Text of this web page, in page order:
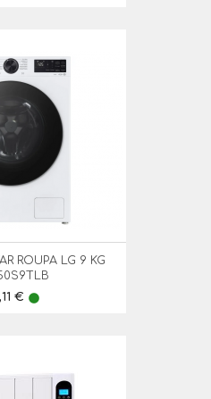
ROUPA LG 9 KG
€ lens